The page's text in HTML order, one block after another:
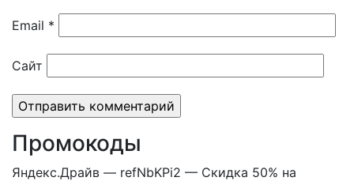
Email *
Сайт
Промокоды
Яндекс.Драйв — refNbKPi2 — Скидка 50% на